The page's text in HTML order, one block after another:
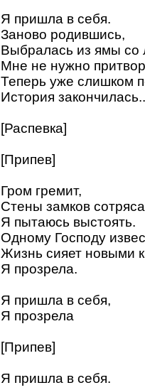
Я пришла в себя.
Заново родившись,
Выбралась из ямы со
Мне не нужно
Теперь уже слишком
История
[Распевка]
[Припев]
Гром гремит,
Стены замков
Я пытаюсь выстоять.
Одному Господу
Жизнь сияет новыми
Я прозрела.
Я пришла в себя,
Я прозрела
[Припев]
Я пришла в себя.